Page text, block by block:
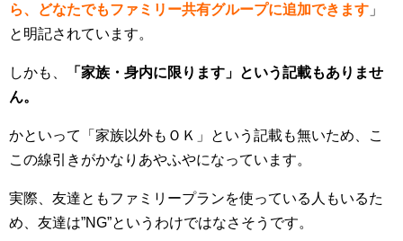
ら、どなたでもファミリー共有グループに追加できます 」
と明記されています。
しかも、
「家族・身内に限ります」という記載もありませ
ん。
かといって「家族以外もＯＫ」という記載も無いため、こ
この線引きがかなりあやふやになっています。
実際、友達ともファミリープランを使っている人もいるた
め、友達は”NG”というわけではなさそうです。